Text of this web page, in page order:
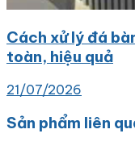
Cách xử lý đá
toàn, hiệu quả
21/07/2026
Sản phẩm liên